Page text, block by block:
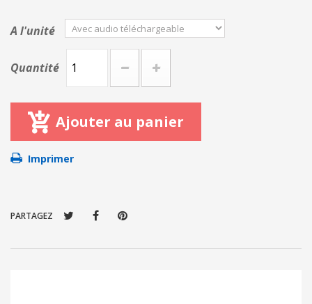
A l'unité
Quantité
Ajouter au panier
Imprimer
PARTAGEZ